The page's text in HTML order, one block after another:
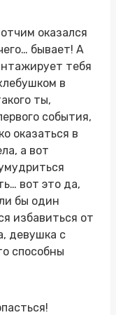
оказался
бывает! А
тебя
в
ты,
события,
оказаться в
а вот
вот это да,
бы один
избавиться от
девушка с
способны